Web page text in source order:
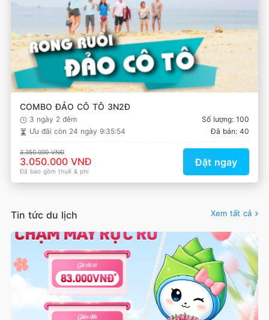
COMBO ĐẢO CÔ TÔ 3N2Đ
3 ngày 2 đêm
Số lượng: 100
Ưu đãi còn 24 ngày 9:35:53 Đã bán: 40
3.350.000 VNĐ
3.050.000 VNĐ
Đã bao gồm thuế & phí
Đặt ngay
Tin tức du lịch Xem tất cả